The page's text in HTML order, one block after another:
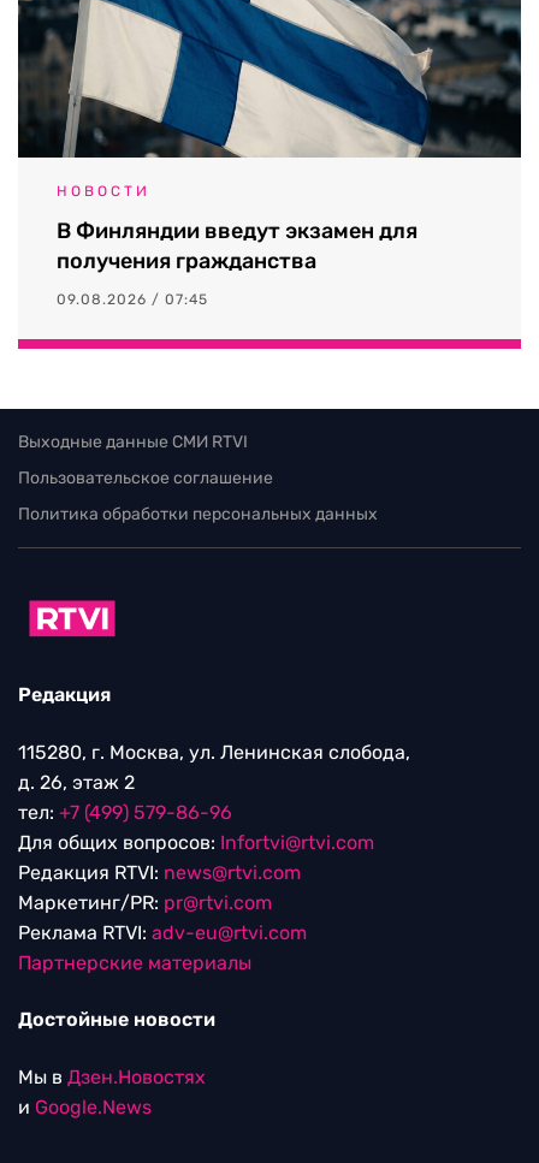
НОВОСТИ
В Финляндии введут экзамен для
получения гражданства
09.08.2026 / 07:45
Выходные данные СМИ RTVI
Пользовательское соглашение
Политика обработки персональных данных
Редакция
115280, г. Москва, ул. Ленинская слобода,
д. 26, этаж 2
тел: +7 (499) 579-86-96
Для общих вопросов: Infortvi@rtvi.com
Редакция RTVI: news@rtvi.com
Маркетинг/PR: pr@rtvi.com
Реклама RTVI: adv-eu@rtvi.com
Партнерские материалы
Достойные новости
Мы в Дзен.Новостях
и Google.News